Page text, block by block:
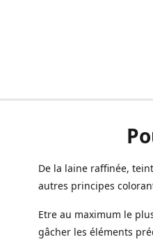
De la laine raffinée,
autres principes
Etre au maximum le
gâcher les éléments